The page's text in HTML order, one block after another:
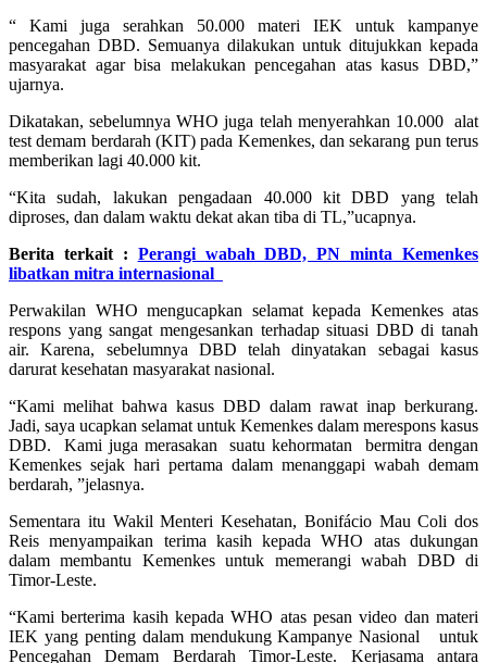
“ Kami juga serahkan 50.000 materi IEK untuk kampanye
pencegahan DBD. Semuanya dilakukan untuk ditujukkan kepada
masyarakat agar bisa melakukan pencegahan atas kasus DBD,”
ujarnya.
Dikatakan, sebelumnya WHO juga telah menyerahkan 10.000 alat
test demam berdarah (KIT) pada Kemenkes, dan sekarang pun terus
memberikan lagi 40.000 kit.
“Kita sudah, lakukan pengadaan 40.000 kit DBD yang telah
diproses, dan dalam waktu dekat akan tiba di TL,”ucapnya.
Berita terkait : Perangi wabah DBD, PN minta Kemenkes
libatkan mitra internasional
Perwakilan WHO mengucapkan selamat kepada Kemenkes atas
respons yang sangat mengesankan terhadap situasi DBD di tanah
air. Karena, sebelumnya DBD telah dinyatakan sebagai kasus
darurat kesehatan masyarakat nasional.
“Kami melihat bahwa kasus DBD dalam rawat inap berkurang.
Jadi, saya ucapkan selamat untuk Kemenkes dalam merespons kasus
DBD. Kami juga merasakan suatu kehormatan bermitra dengan
Kemenkes sejak hari pertama dalam menanggapi wabah demam
berdarah, ”jelasnya.
Sementara itu Wakil Menteri Kesehatan, Bonifácio Mau Coli dos
Reis menyampaikan terima kasih kepada WHO atas dukungan
dalam membantu Kemenkes untuk memerangi wabah DBD di
Timor-Leste.
“Kami berterima kasih kepada WHO atas pesan video dan materi
IEK yang penting dalam mendukung Kampanye Nasional untuk
Pencegahan Demam Berdarah Timor-Leste. Kerjasama antara